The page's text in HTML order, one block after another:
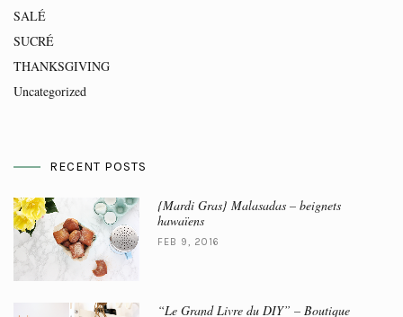
SALÉ
SUCRÉ
THANKSGIVING
Uncategorized
RECENT POSTS
{Mardi Gras} Malasadas – beignets
hawaïens
FEB 9, 2016
“Le Grand Livre du DIY” – Boutique